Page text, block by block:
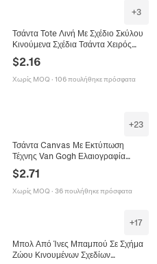
+3
Τσάντα Tote Λινή Με Σχέδιο Σκύλου
Κινούμενα Σχέδια Τσάντα Χειρός
Καλλιτεχνικό Μοτίβο Ζώων
Επαναχρησιμοποιούμενη
$2.16
Χωρίς MOQ · 106 πουλήθηκε πρόσφατα
+23
Τσάντα Canvas Με Εκτύπωση
Τέχνης Van Gogh Ελαιογραφία
Αισθητική Τσάντα Ώμου Ψωνίσματα
Καθημερινή
Επαναχρησιμοποιούμενη
$2.71
Χωρίς MOQ · 36 πουλήθηκε πρόσφατα
+17
Μπολ Από Ίνες Μπαμπού Σε Σχήμα
Ζώου Κινουμένων Σχεδίων